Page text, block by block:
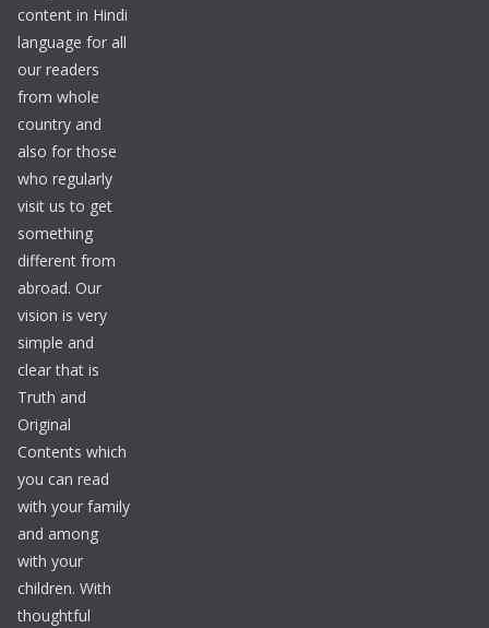
content in Hindi
language for all
our readers
from whole
country and
also for those
who regularly
visit us to get
something
different from
abroad. Our
vision is very
simple and
clear that is
Truth and
Original
Contents which
you can read
with your family
and among
with your
children. With
thoughtful